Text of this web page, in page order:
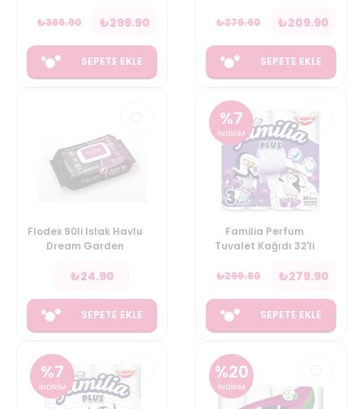
₺369.90 ₺299.90
SEPETE EKLE
₺279.90 ₺209.90
SEPETE EKLE
Flodex 90li Islak Havlu
Dream Garden
₺24.90
SEPETE EKLE
%7
İNDİRİM
Familia Perfum
Tuvalet Kağıdı 32'li
₺299.90 ₺279.90
SEPETE EKLE
%7
İNDİRİM
%20
İNDİRİM